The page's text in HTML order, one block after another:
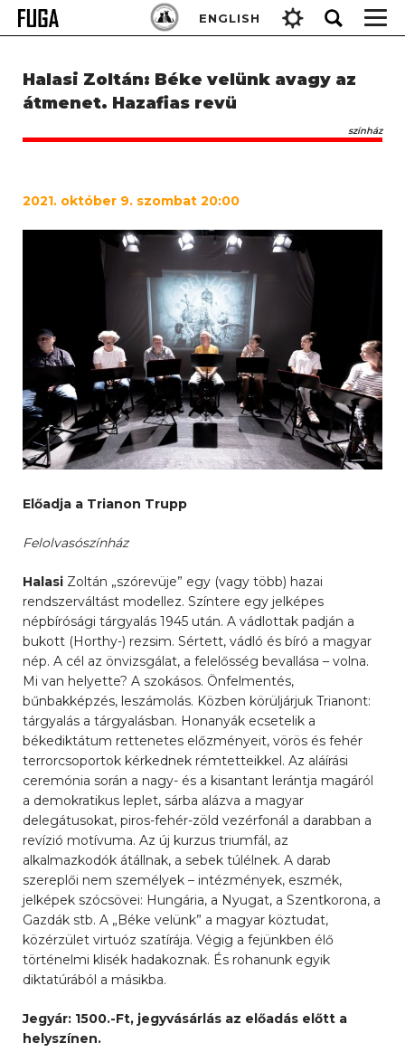
Skip
ENGLISH
Keresés:
Halasi Zoltán: Béke velünk avagy az
átmenet. Hazafias revü
színház
2021. október 9. szombat 20:00
Előadja a Trianon Trupp
Felolvasószínház
Halasi Zoltán „szórevüje” egy (vagy több) hazai
rendszerváltást modellez. Színtere egy jelképes
népbírósági tárgyalás 1945 után. A vádlottak padján a
bukott (Horthy-) rezsim. Sértett, vádló és bíró a magyar
nép. A cél az önvizsgálat, a felelősség bevallása – volna.
Mi van helyette? A szokásos. Önfelmentés,
bűnbakképzés, leszámolás. Közben körüljárjuk Trianont:
tárgyalás a tárgyalásban. Honanyák ecsetelik a
békediktátum rettenetes előzményeit, vörös és fehér
terrorcsoportok kérkednek rémtetteikkel. Az aláírási
ceremónia során a nagy- és a kisantant lerántja magáról
a demokratikus leplet, sárba alázva a magyar
delegátusokat, piros-fehér-zöld vezérfonál a darabban a
revízió motívuma. Az új kurzus triumfál, az
alkalmazkodók átállnak, a sebek túlélnek. A darab
szereplői nem személyek – intézmények, eszmék,
jelképek szócsövei: Hungária, a Nyugat, a Szentkorona, a
Gazdák stb. A „Béke velünk” a magyar köztudat,
közérzület virtuóz szatírája. Végig a fejünkben élő
történelmi klisék hadakoznak. És rohanunk egyik
diktatúrából a másikba.
Jegyár: 1500.-Ft, jegyvásárlás az előadás előtt a
helyszínen.